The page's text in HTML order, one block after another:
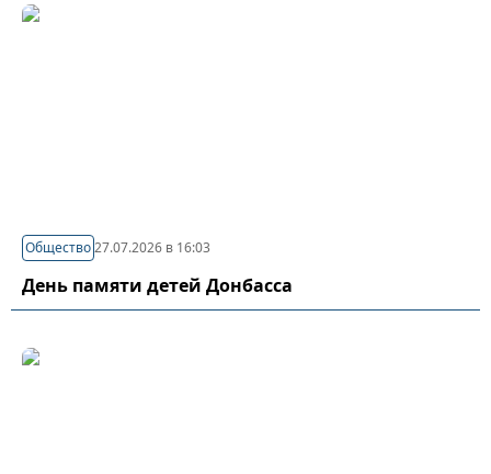
Общество27.07.2026 в 16:03
День памяти детей Донбасса